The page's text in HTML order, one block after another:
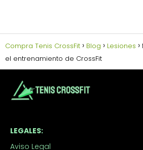
Compra Tenis CrossFit Blog Lesiones
el entrenamiento de CrossFit
LEGALES:
Aviso Legal